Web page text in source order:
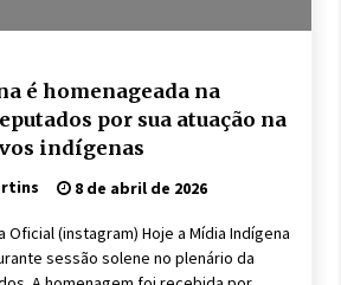
é homenageada na
por sua atuação na
indígenas
8 de abril de 2026
Oficial (instagram) Hoje a Mídia Indígena
sessão solene no plenário da